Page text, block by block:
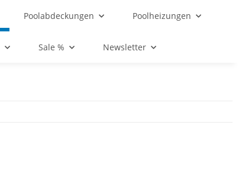
Poolabdeckungen Poolheizungen
Sale % Newsletter